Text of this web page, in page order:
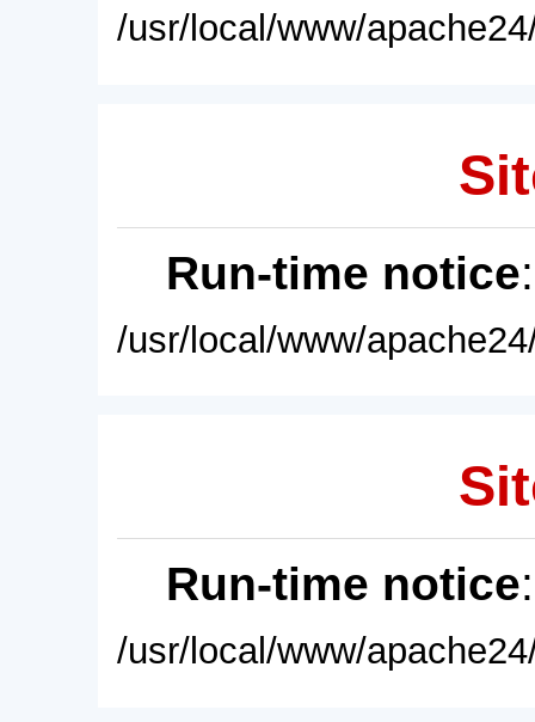
/usr/local/www/
Run-time notice
/usr/local/www/
Run-time notice
/usr/local/www/